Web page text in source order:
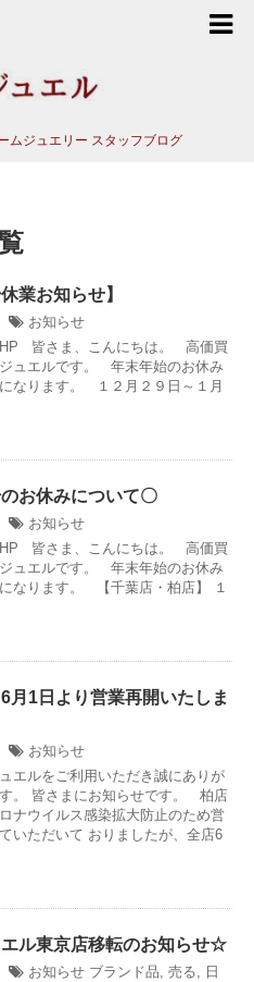
ムジュエリー スタッフブログ
業お知らせ】
お知らせ
HP 皆さま、こんにちは。 高価買
ュエルです。 年末年始のお休み
なります。 １２月２９日～１月
お休みについて〇
お知らせ
HP 皆さま、こんにちは。 高価買
ュエルです。 年末年始のお休み
なります。 【千葉店・柏店】 １
月1日より営業再開いたしま
お知らせ
エルをご利用いただき誠にありが
。 皆さまにお知らせです。 柏店
ナウイルス感染拡大防止のため営
いただいて おりましたが、全店6
ル東京店移転のお知らせ☆
お知らせ ブランド品, 売る, 日